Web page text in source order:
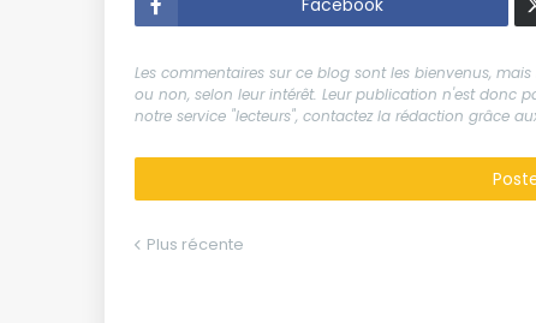
Facebook
Les commentaires sur ce blog sont les bienvenus,
ou non, selon leur intérêt. Leur publication n'est donc
notre service "lecteurs", contactez la rédaction grâce
Plus récente